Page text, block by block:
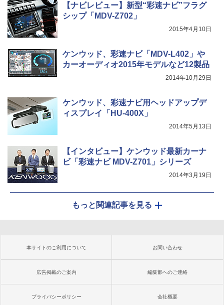
【ナビレビュー】新型“彩速ナビ”フラグ
シップ「MDV-Z702」
2015年4月10日
ケンウッド、彩速ナビ「MDV-L402」や
カーオーディオ2015年モデルなど12製品
2014年10月29日
ケンウッド、彩速ナビ用ヘッドアップデ
ィスプレイ「HU-400X」
2014年5月13日
【インタビュー】ケンウッド最新カーナ
ビ「彩速ナビ MDV-Z701」シリーズ
2014年3月19日
もっと関連記事を見る
本サイトのご利用について お問い合わせ
広告掲載のご案内 編集部へのご連絡
プライバシーポリシー 会社概要